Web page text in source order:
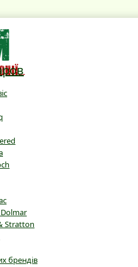
Stratton
брендів